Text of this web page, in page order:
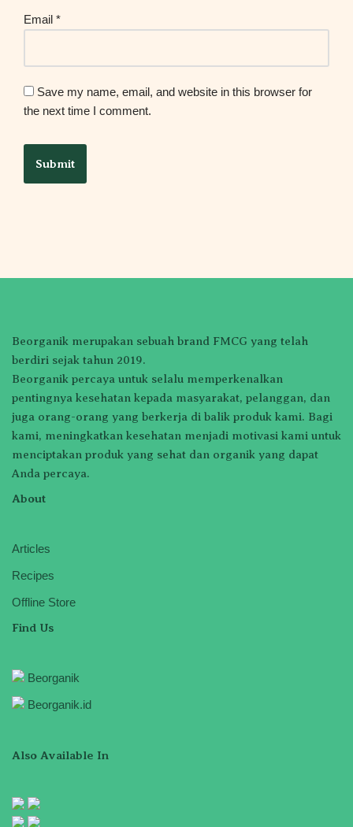
Email *
Save my name, email, and website in this browser for
the next time I comment.
Beorganik merupakan sebuah brand FMCG yang telah
berdiri sejak tahun 2019.
Beorganik percaya untuk selalu memperkenalkan
pentingnya kesehatan kepada masyarakat, pelanggan, dan
juga orang-orang yang berkerja di balik produk kami. Bagi
kami, meningkatkan kesehatan menjadi motivasi kami untuk
menciptakan produk yang sehat dan organik yang dapat
Anda percaya.
About
Articles
Recipes
Offline Store
Find Us
Beorganik
Beorganik.id
Also Available In